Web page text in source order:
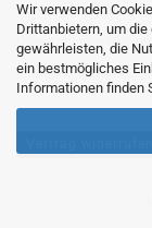
Wir verwenden
Drittanbietern, um
gewährleisten, die
ein bestmögliches
Informationen finden
Rufen Sie uns an:
Oder schreiben Sie
info@metalldetektor-